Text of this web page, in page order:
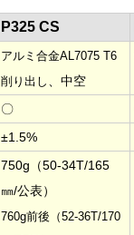
P325 CS
アルミ合金AL7075 T6
削り出し 、中空
〇
±1.5%
750g（50-34T/165
㎜/公表）
760g前後（52-36T/170